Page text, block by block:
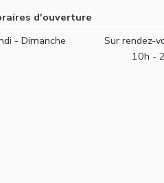
d'ouverture
- Dimanche
Sur rendez-
10h -